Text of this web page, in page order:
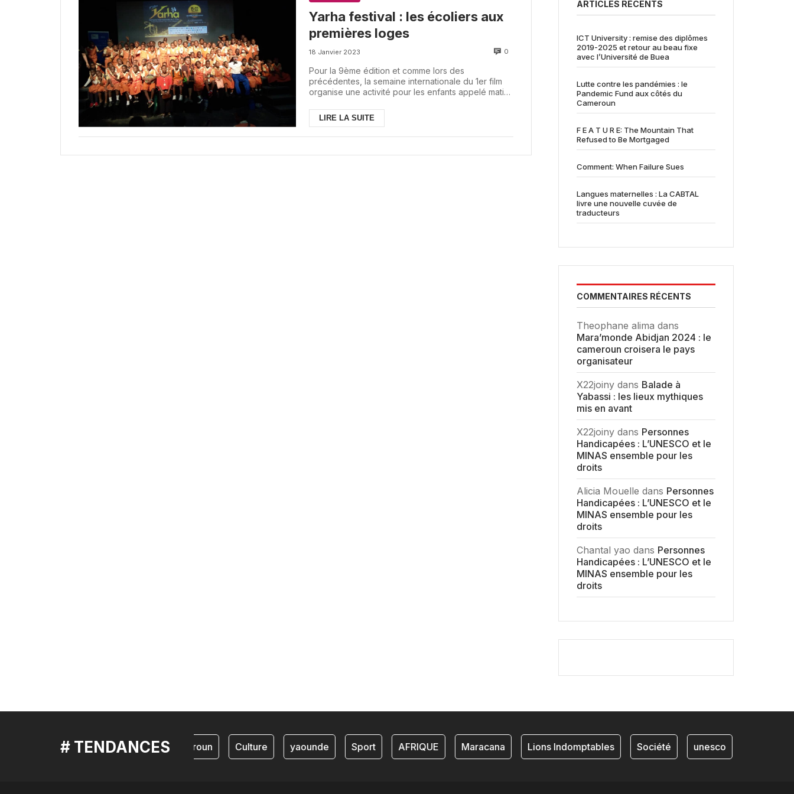
Yarha festival : les écoliers aux
premières loges
18 Janvier 2023 0
Pour la 9ème édition et comme lors des
précédentes, la semaine internationale du 1er film
organise une activité pour les enfants appelé matin
LIRE LA SUITE
ARTICLES RÉCENTS
ICT University : remise des diplômes
2019-2025 et retour au beau fixe
avec l’Université de Buea
Lutte contre les pandémies : le
Pandemic Fund aux côtés du
Cameroun
F E A T U R E: The Mountain That
Refused to Be Mortgaged
Comment: When Failure Sues
Langues maternelles : La CABTAL
livre une nouvelle cuvée de
traducteurs
COMMENTAIRES RÉCENTS
Theophane alima dans
Mara’monde Abidjan 2024 : le
cameroun croisera le pays
organisateur
X22joiny dans Balade à
Yabassi : les lieux mythiques
mis en avant
X22joiny dans Personnes
Handicapées : L’UNESCO et le
MINAS ensemble pour les
droits
Alicia Mouelle dans Personnes
Handicapées : L’UNESCO et le
MINAS ensemble pour les
droits
Chantal yao dans Personnes
Handicapées : L’UNESCO et le
MINAS ensemble pour les
droits
# TENDANCEScameroun Culture yaounde Sport AFRIQUE Maracana Lions Indomptables Société unesco